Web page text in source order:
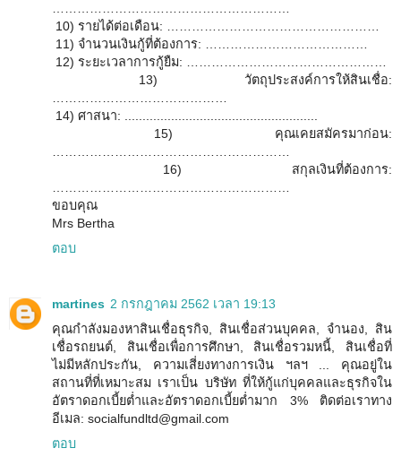
…………………………………………………
10) รายได้ต่อเดือน: ……………………………………………
11) จำนวนเงินกู้ที่ต้องการ: …………………………………
12) ระยะเวลาการกู้ยืม: …………………………………………
13) วัตถุประสงค์การให้สินเชื่อ:
……………………………………
14) ศาสนา: ......................................................
15) คุณเคยสมัครมาก่อน:
…………………………………………………
16) สกุลเงินที่ต้องการ:
…………………………………………………
ขอบคุณ
Mrs Bertha
ตอบ
martines 2 กรกฎาคม 2562 เวลา 19:13
คุณกำลังมองหาสินเชื่อธุรกิจ, สินเชื่อส่วนบุคคล, จำนอง, สิน
เชื่อรถยนต์, สินเชื่อเพื่อการศึกษา, สินเชื่อรวมหนี้, สินเชื่อที่
ไม่มีหลักประกัน, ความเสี่ยงทางการเงิน ฯลฯ ... คุณอยู่ใน
สถานที่ที่เหมาะสม เราเป็น บริษัท ที่ให้กู้แก่บุคคลและธุรกิจใน
อัตราดอกเบี้ยต่ำและอัตราดอกเบี้ยต่ำมาก 3% ติดต่อเราทาง
อีเมล: socialfundltd@gmail.com
ตอบ